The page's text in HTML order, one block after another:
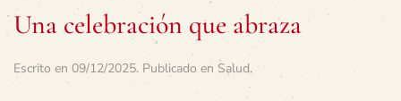
Una celebración que abraza
Escrito en 09/12/2025. Publicado en Salud.